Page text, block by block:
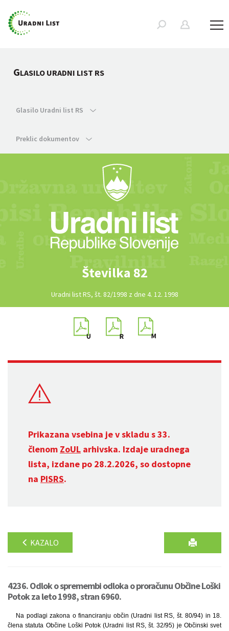
GLASILO URADNI LIST RS
Glasilo Uradni list RS
Preklic dokumentov
Številka 82
Uradni list RS, št. 82/1998 z dne 4. 12. 1998
Prikazana vsebina je v skladu s 33.
členom ZoUL arhivska. Izdaje uradnega
lista, izdane po 28.2.2026, so dostopne
na PISRS.
KAZALO
4236. Odlok o spremembi odloka o proračunu Občine Loški
Potok za leto 1998, stran 6960.
Na podlagi zakona o financiranju občin (Uradni list RS, št. 80/94) in 18.
člena statuta Občine Loški Potok (Uradni list RS, št. 32/95) je Občinski svet